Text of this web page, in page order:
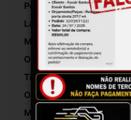
Posição:
Lado:
Material:
Origem:
Tipo De Veículo:
OEM:
MPN: